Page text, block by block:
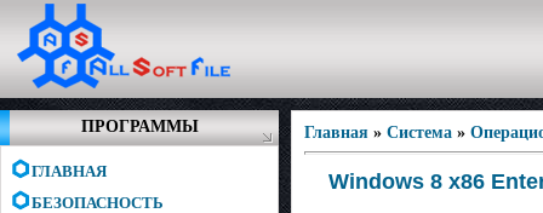
ПРОГРАММЫ
ГЛАВНАЯ
БЕЗОПАСНОСТЬ
Главная » Система »
Windows 8 x86